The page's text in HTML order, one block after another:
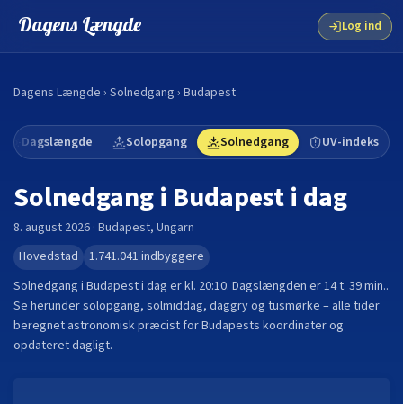
Dagens Længde Log ind
Dagens Længde › Solnedgang › Budapest
Dagslængde Solopgang Solnedgang UV-indeks
Solnedgang i Budapesti dag
8. august 2026 · Budapest, Ungarn
Hovedstad
1.741.041 indbyggere
Solnedgang i Budapesti dag er kl. 20:10. Dagslængden er14 t. 39 min..
Se herunder solopgang, solmiddag, daggry og tusmørke – alle tider
beregnet astronomisk præcist forBudapests koordinater og
opdateret dagligt.